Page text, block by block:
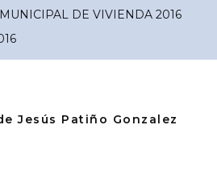
DE VIVIENDA 2016
Jesús Patiño Gonzalez